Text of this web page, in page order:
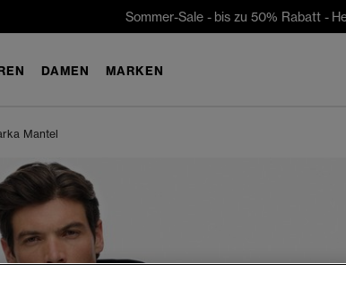
Sommer-Sale - bis zu 50% Rabatt -
DAMEN MARKEN
Mantel